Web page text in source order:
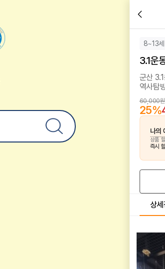
8~13세
3.1운
군산
역사탐
60,000원
25%
나의
상품
즉시
상